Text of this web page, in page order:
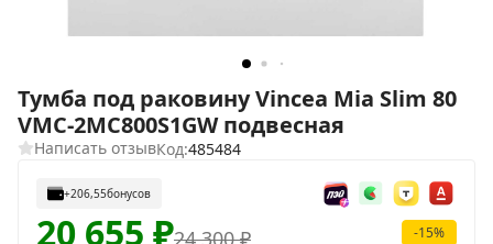
Тумба под раковину Vincea Mia Slim 80
VMC-2MC800S1GW подвесная
Написать отзывКод:485484
+206,55бонусов
24 300₽
20 655 ₽ -15%